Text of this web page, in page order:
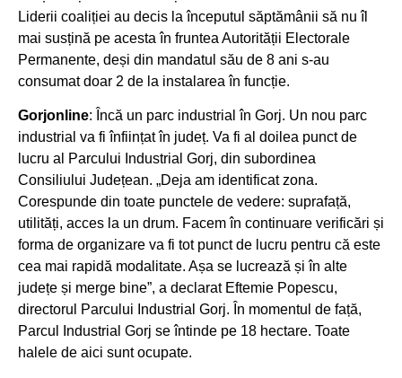
Liderii coaliției au decis la începutul săptămânii să nu îl
mai susțină pe acesta în fruntea Autorității Electorale
Permanente, deși din mandatul său de 8 ani s-au
consumat doar 2 de la instalarea în funcție.
Gorjonline: Încă un parc industrial în Gorj. Un nou parc
industrial va fi înființat în județ. Va fi al doilea punct de
lucru al Parcului Industrial Gorj, din subordinea
Consiliului Județean. „Deja am identificat zona.
Corespunde din toate punctele de vedere: suprafață,
utilități, acces la un drum. Facem în continuare verificări și
forma de organizare va fi tot punct de lucru pentru că este
cea mai rapidă modalitate. Așa se lucrează și în alte
județe și merge bine”, a declarat Eftemie Popescu,
directorul Parcului Industrial Gorj. În momentul de față,
Parcul Industrial Gorj se întinde pe 18 hectare. Toate
halele de aici sunt ocupate.